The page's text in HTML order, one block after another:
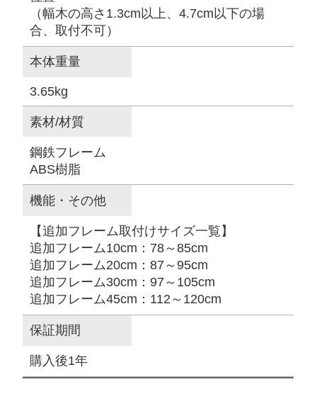
（幅木の高さ1.3cm以上、4.7cm以下の場
合、取付不可）
本体重量
3.65kg
素材/材質
鋼鉄フレーム
ABS樹脂
機能・その他
【追加フレーム取付けサイズ一覧】
追加フレーム10cm：78～85cm
追加フレーム20cm：87～95cm
追加フレーム30cm：97～105cm
追加フレーム45cm：112～120cm
保証期間
購入後1年